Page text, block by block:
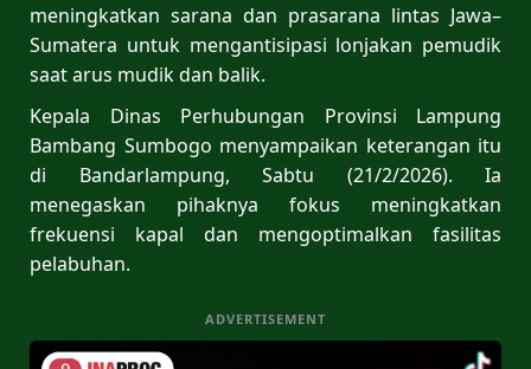
meningkatkan sarana dan prasarana lintas Jawa–
Sumatera untuk mengantisipasi lonjakan pemudik
saat arus mudik dan balik.
Kepala Dinas Perhubungan Provinsi Lampung
Bambang Sumbogo menyampaikan keterangan itu
di Bandarlampung, Sabtu (21/2/2026). Ia
menegaskan pihaknya fokus meningkatkan
frekuensi kapal dan mengoptimalkan fasilitas
pelabuhan.
ADVERTISEMENT